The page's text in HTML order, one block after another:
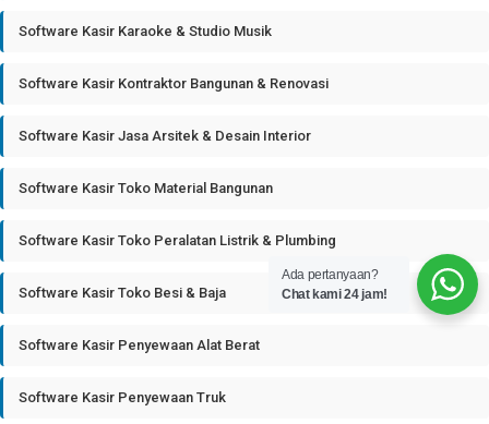
Software Kasir Karaoke & Studio Musik
Software Kasir Kontraktor Bangunan & Renovasi
Software Kasir Jasa Arsitek & Desain Interior
Software Kasir Toko Material Bangunan
Software Kasir Toko Peralatan Listrik & Plumbing
Software Kasir Toko Besi & Baja
Software Kasir Penyewaan Alat Berat
Software Kasir Penyewaan Truk
Ada pertanyaan?
Chat kami 24 jam!